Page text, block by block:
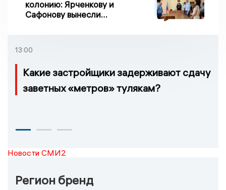
колонию: Ярченкову и
Сафонову вынесли
13:00
Какие застройщики задерживают сдачу
заветных «метров» тулякам?
Новости СМИ2
Регион бренд